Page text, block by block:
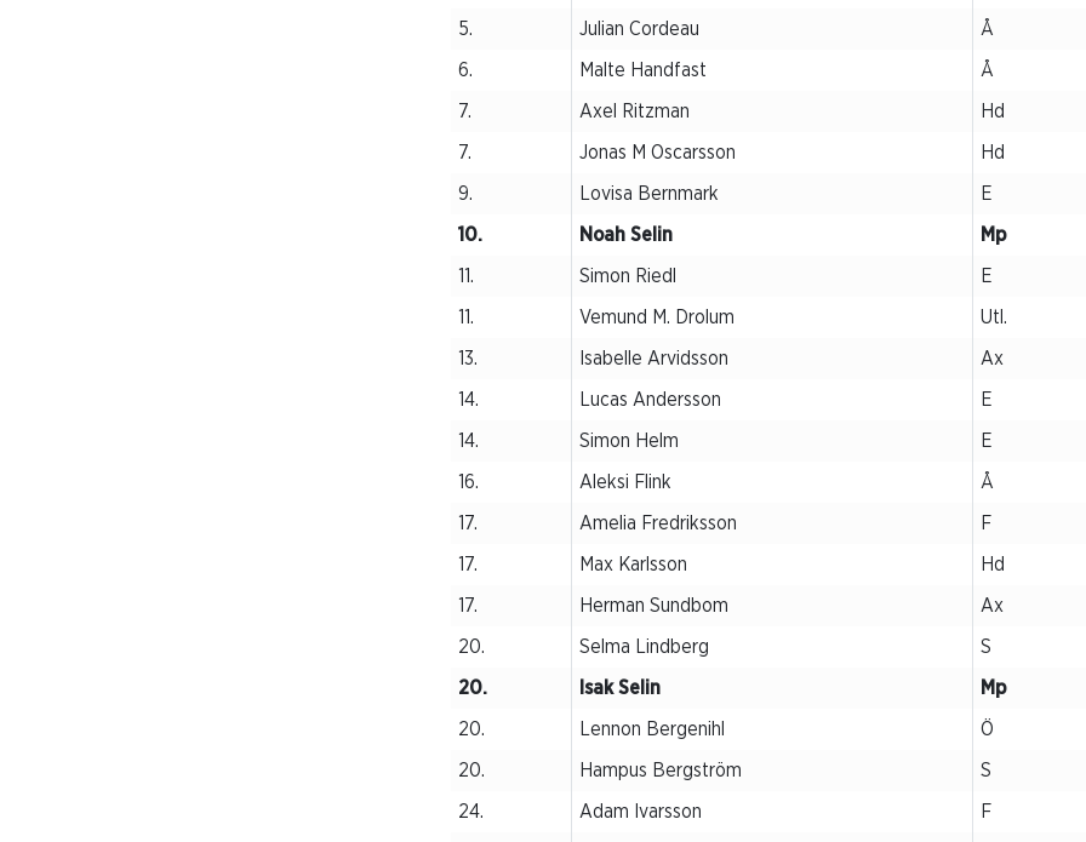
5. Julian Cordeau Å
6. Malte Handfast Å
7. Axel Ritzman Hd
7. Jonas M Oscarsson Hd
9. Lovisa Bernmark E
10. Noah Selin Mp
11. Simon Riedl E
11. Vemund M. Drolum Utl.
13. Isabelle Arvidsson Ax
14. Lucas Andersson E
14. Simon Helm E
16. Aleksi Flink Å
17. Amelia Fredriksson F
17. Max Karlsson Hd
17. Herman Sundbom Ax
20. Selma Lindberg S
20. Isak Selin Mp
20. Lennon Bergenihl Ö
20. Hampus Bergström S
24. Adam Ivarsson F